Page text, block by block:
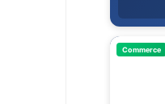
Commerce